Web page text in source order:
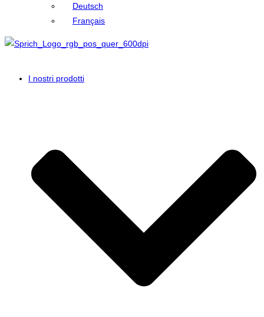
Deutsch
Français
I nostri prodotti